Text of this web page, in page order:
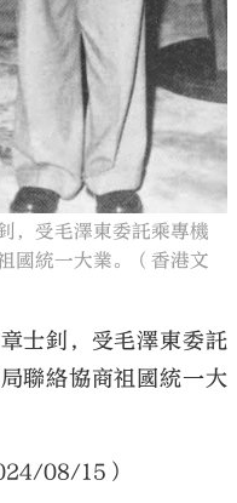
，受毛澤東委託乘專機
國統一大業。（香港文
士釗，受毛澤東委託
聯絡協商祖國統一大
08/15）